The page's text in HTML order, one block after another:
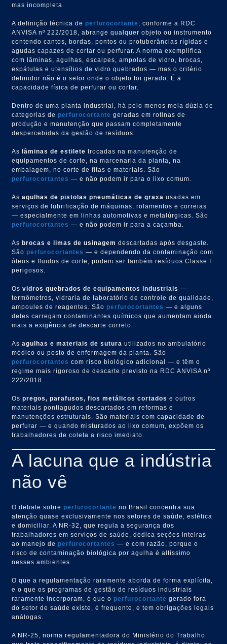
mas incompleta.
A definição técnica de perfurocortante
, conforme a RDC
ANVISA nº 222/2018, abrange qualquer objeto ou instrumento
contendo cantos, bordas, pontos ou protuberâncias rígidas e
agudas capazes de cortar ou perfurar. A norma exemplifica
com lâminas, agulhas, escalpes, ampolas de vidro, brocas,
espátulas e utensílios de vidro quebrados — mas o critério
definidor não é o setor onde o objeto foi gerado. É a
capacidade física de perfurar ou cortar.
Dentro de uma planta industrial, há pelo menos meia dúzia de
categorias de perfurocortante geradas em rotinas de
produção e manutenção que passam completamente
despercebidas da gestão de resíduos:
Aslâminas de estilete trocadas na manutenção de
equipamentos de corte, na marcenaria da planta, na
embalagem, no corte de fitas e materiais. São
perfurocortantes — e não podem ir para o lixo comum.
Asagulhas de pistolas pneumáticas de graxa usadas em
serviços de lubrificação de máquinas, rolamentos e correias
— especialmente em linhas automotivas e metalúrgicas. São
perfurocortantes — e não podem ir para a caçamba.
Asbrocas e limas de usinagem descartadas após desgaste.
São perfurocortantes — e dependendo da contaminação com
óleos e fluidos de corte, podem ser também resíduos Classe I
perigosos.
Osvidros quebrados de equipamentos industriais —
termômetros, vidraria de laboratório de controle de qualidade,
ampoules de reagentes. São perfurocortantes — e alguns
deles carregam contaminantes químicos que aumentam ainda
mais a exigência de descarte correto.
Asagulhas e materiais de sutura utilizados no ambulatório
médico ou posto de enfermagem da planta. São
perfurocortantes com risco biológico adicional — e têm o
regime mais rigoroso de descarte previsto na RDC ANVISA nº
222/2018.
Ospregos, parafusos, fios metálicos cortados e outros
materiais pontiagudos descartados em reformas e
manutenções estruturais. São materiais com capacidade de
perfurar — e quando misturados ao lixo comum, expõem os
trabalhadores de coleta a risco imediato.
A lacuna que a indústria
não vê
O debate sobre perfurocortante no Brasil concentra sua
atenção quase exclusivamente nos setores de saúde, estética
e domiciliar. A NR-32, que regula a segurança dos
trabalhadores em serviços de saúde, dedica seções inteiras
ao manejo de perfurocortantes — e com razão, porque o
risco de contaminação biológica por agulha é altíssimo
nesses ambientes.
O que a regulamentação raramente aborda de forma explícita,
e o que os programas de gestão de resíduos industriais
raramente incorporam, é que o perfurocortante gerado fora
do setor de saúde existe, é frequente, e tem obrigações legais
análogas.
A NR-25, norma regulamentadora do Ministério do Trabalho